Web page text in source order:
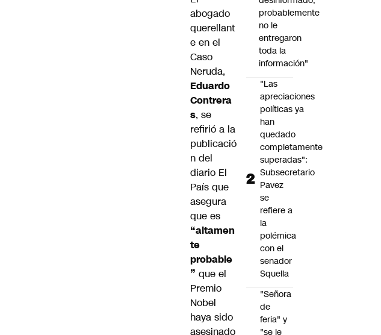
abogado
querellant
e en el
Caso
Neruda,
Eduardo
Contrera
s, se
refirió a la
publicació
n del
diario El
País que
asegura
que es
“altamen
te
probable
” que el
Premio
Nobel
haya sido
asesinado
probablemente
no le
entregaron
toda la
información"
"Las
apreciaciones
políticas ya
han
quedado
completamente
superadas":
Subsecretario
Pavez
se
refiere a
la
polémica
con el
senador
Squella
"Señora
de
feria" y
"se le